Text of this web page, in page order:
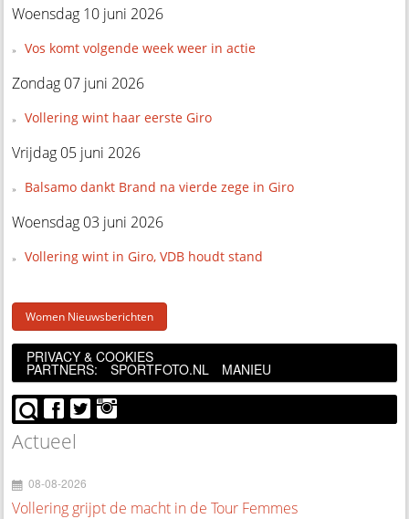
Woensdag 10 juni 2026
Vos komt volgende week weer in actie
Zondag 07 juni 2026
Vollering wint haar eerste Giro
Vrijdag 05 juni 2026
Balsamo dankt Brand na vierde zege in Giro
Woensdag 03 juni 2026
Vollering wint in Giro, VDB houdt stand
Women Nieuwsberichten
PRIVACY & COOKIES
PARTNERS: SPORTFOTO.NL MANIEU
Actueel
08-08-2026
Vollering grijpt de macht in de Tour Femmes